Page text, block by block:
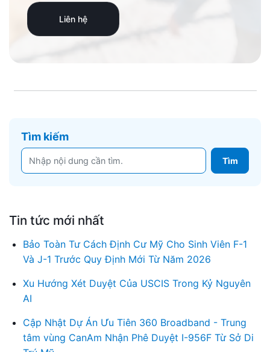
Liên hệ
Tìm kiếm
Tin tức mới nhất
Bảo Toàn Tư Cách Định Cư Mỹ Cho Sinh Viên F-1
Và J-1 Trước Quy Định Mới Từ Năm 2026
Xu Hướng Xét Duyệt Của USCIS Trong Kỷ Nguyên
AI
Cập Nhật Dự Án Ưu Tiên 360 Broadband - Trung
tâm vùng CanAm Nhận Phê Duyệt I-956F Từ Sở Di